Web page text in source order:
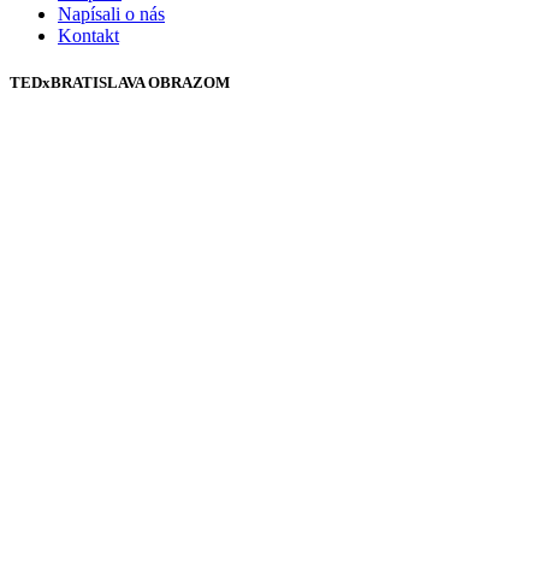
Napísali o nás
Kontakt
TEDxBRATISLAVA OBRAZOM